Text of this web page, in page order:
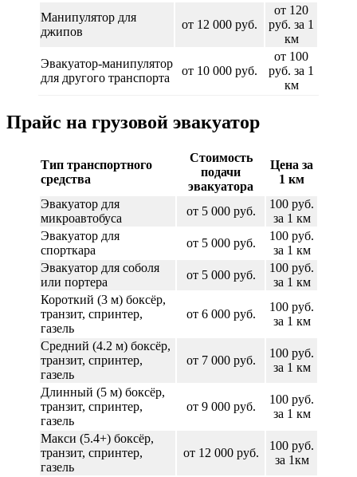
Манипулятор для
джипов
от 12 000 руб.
от 120
руб. за 1
км
Эвакуатор-манипулятор
для другого транспорта
от 10 000 руб.
от 100
руб. за 1
км
Прайс на грузовой эвакуатор
Тип транспортного
средства
Стоимость
подачи
эвакуатора
Цена за
1 км
Эвакуатор для
микроавтобуса
от 5 000 руб.
100 руб.
за 1 км
Эвакуатор для
спорткара
от 5 000 руб.
100 руб.
за 1 км
Эвакуатор для соболя
или портера
от 5 000 руб.
100 руб.
за 1 км
Короткий (3 м) боксёр,
транзит, спринтер,
газель
от 6 000 руб.
100 руб.
за 1 км
Средний (4.2 м) боксёр,
транзит, спринтер,
газель
от 7 000 руб.
100 руб.
за 1 км
Длинный (5 м) боксёр,
транзит, спринтер,
газель
от 9 000 руб.
100 руб.
за 1 км
Макси (5.4+) боксёр,
транзит, спринтер,
газель
от 12 000 руб.
100 руб.
за 1км